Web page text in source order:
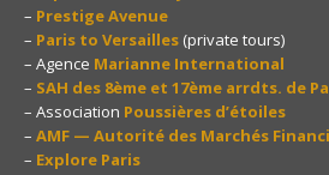
– Prestige Avenue
– Paris to Versailles (private tours)
– Agence Marianne International
– SAH des 8ème et 17ème arrdts. de
– Association Poussières d’étoiles
– AMF — Autorité des Marchés
– Explore Paris